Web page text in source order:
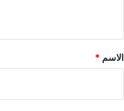
*
الاسم *